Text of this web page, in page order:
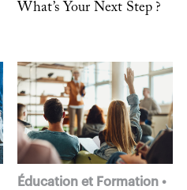
What’s Your Next Step ?
Éducation et Formation